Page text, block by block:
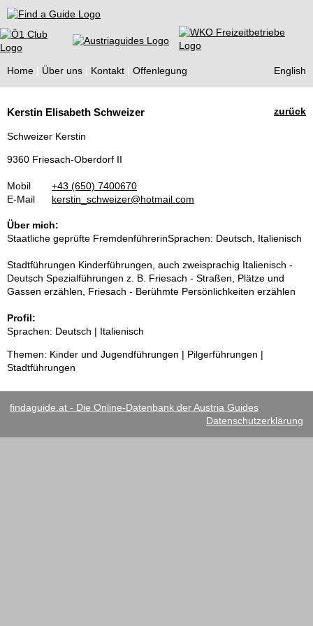
Find a Guide
Home Über uns Kontakt Offenlegung English
Guides
zurück
Kerstin Elisabeth Schweizer
Schweizer Kerstin
9360 Friesach-Oberdorf II
Mobil
+43 (650) 7400670
E-Mail
kerstin_schweizer@hotmail.com
Über mich:
Staatliche geprüfte FremdenführerinSprachen: Deutsch, Italienisch
Stadtführungen Kinderführungen, auch zweisprachig Italienisch -
Deutsch Spezialführungen z. B. Friesach - Straßen, Plätze und
Gassen erzählen, Friesach - Berühmte Persönlichkeiten erzählen
Profil:
Sprachen: Deutsch | Italienisch
Themen: Kinder und Jugendführungen | Pilgerführungen |
Stadtführungen
findaguide.at - Die Online-Datenbank der Austria Guides
Datenschutzerklärung